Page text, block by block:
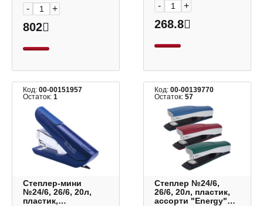
- +
802
- +
268.8
Код: 00-00151957
Остаток: 1
Степлер-мини
№24/6, 26/6, 20л,
пластик,
Код:00-00139770
Остаток:57
Степлер №24/6,
26/6, 20л, пластик,
ассорти "Energy"